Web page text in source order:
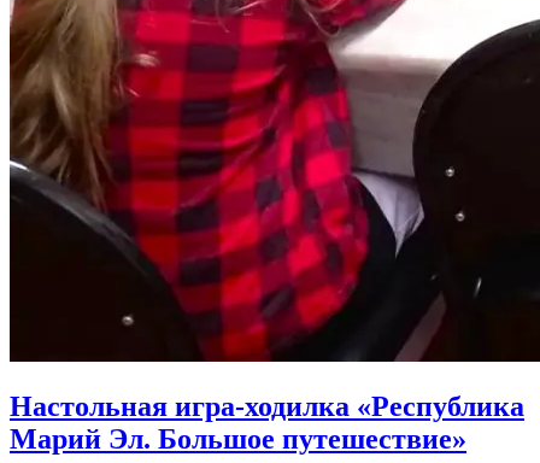
Настольная игра-ходилка «Республика
Марий Эл. Большое путешествие»